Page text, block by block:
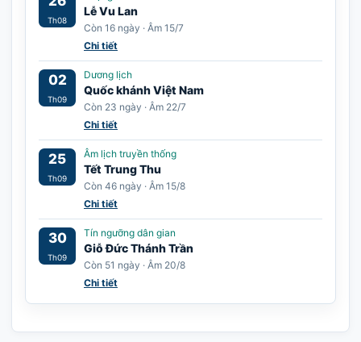
Th08
Lễ Vu Lan
Còn 16 ngày · Âm 15/7
Chi tiết
02
Th09
Dương lịch
Quốc khánh Việt Nam
Còn 23 ngày · Âm 22/7
Chi tiết
25
Th09
Âm lịch truyền thống
Tết Trung Thu
Còn 46 ngày · Âm 15/8
Chi tiết
30
Th09
Tín ngưỡng dân gian
Giỗ Đức Thánh Trần
Còn 51 ngày · Âm 20/8
Chi tiết